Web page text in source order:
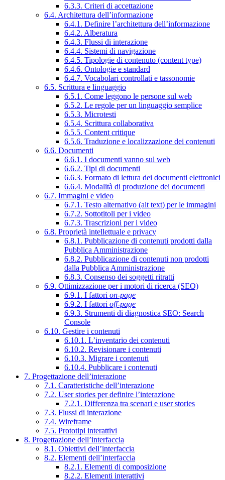
6.3.3. Criteri di accettazione
6.4. Architettura dell’informazione
6.4.1. Definire l’architettura dell’informazione
6.4.2. Alberatura
6.4.3. Flussi di interazione
6.4.4. Sistemi di navigazione
6.4.5. Tipologie di contenuto (content type)
6.4.6. Ontologie e standard
6.4.7. Vocabolari controllati e tassonomie
6.5. Scrittura e linguaggio
6.5.1. Come leggono le persone sul web
6.5.2. Le regole per un linguaggio semplice
6.5.3. Microtesti
6.5.4. Scrittura collaborativa
6.5.5. Content critique
6.5.6. Traduzione e localizzazione dei contenuti
6.6. Documenti
6.6.1. I documenti vanno sul web
6.6.2. Tipi di documenti
6.6.3. Formato di lettura dei documenti elettronici
6.6.4. Modalità di produzione dei documenti
6.7. Immagini e video
6.7.1. Testo alternativo (alt text) per le immagini
6.7.2. Sottotitoli per i video
6.7.3. Trascrizioni per i video
6.8. Proprietà intellettuale e privacy
6.8.1. Pubblicazione di contenuti prodotti dalla
Pubblica Amministrazione
6.8.2. Pubblicazione di contenuti non prodotti
dalla Pubblica Amministrazione
6.8.3. Consenso dei soggetti ritratti
6.9. Ottimizzazione per i motori di ricerca (SEO)
6.9.1. I fattori on-page
6.9.2. I fattori off-page
6.9.3. Strumenti di diagnostica SEO: Search
Console
6.10. Gestire i contenuti
6.10.1. L’inventario dei contenuti
6.10.2. Revisionare i contenuti
6.10.3. Migrare i contenuti
6.10.4. Pubblicare i contenuti
7. Progettazione dell’interazione
7.1. Caratteristiche dell’interazione
7.2. User stories per definire l’interazione
7.2.1. Differenza tra scenari e user stories
7.3. Flussi di interazione
7.4. Wireframe
7.5. Prototipi interattivi
8. Progettazione dell’interfaccia
8.1. Obiettivi dell’interfaccia
8.2. Elementi dell’interfaccia
8.2.1. Elementi di composizione
8.2.2. Elementi interattivi